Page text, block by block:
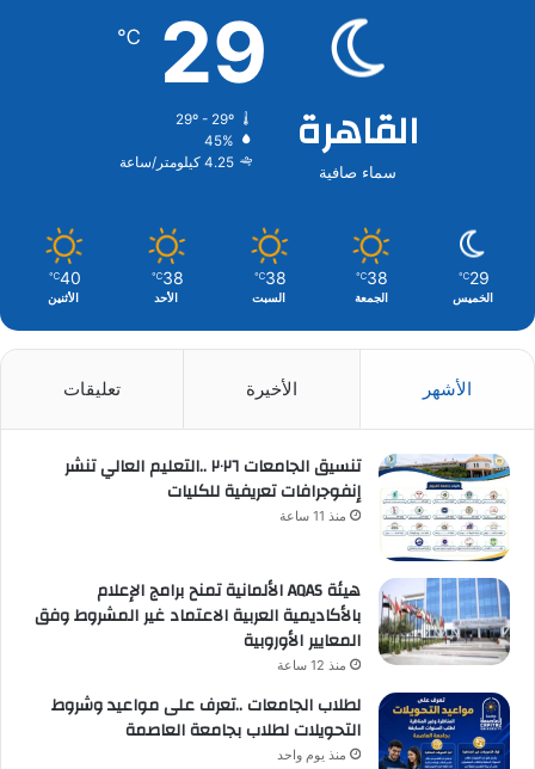
القاهرة
سماء صافية
29
℃
29º - 29º
45%
4.25 كيلومتر/ساعة
29
℃
الخميس
38
℃
الجمعة
38
℃
السبت
38
℃
الأحد
40
℃
الأثنين
الأشهر الأخيرة تعليقات
تنسيق الجامعات ٢٠٢٦ ..التعليم العالي تنشر
إنفوجرافات تعريفية للكليات
منذ 11 ساعة
هيئة AQAS الألمانية تمنح برامج الإعلام
بالأكاديمية العربية الاعتماد غير المشروط وفق
المعايير الأوروبية
منذ 12 ساعة
لطلاب الجامعات ..تعرف على مواعيد وشروط
التحويلات لطلاب بجامعة العاصمة
منذ يوم واحد